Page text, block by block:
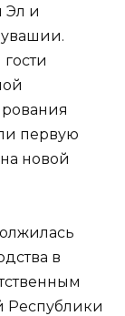
Эл и
первую
новой
в
Республики